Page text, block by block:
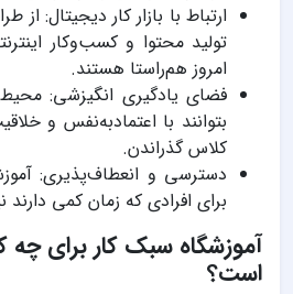
ارتباط با بازار کار دیجیتال:
تولید محتوا و کسب‌وکار
امروز هم‌راستا هستند.
فضای یادگیری انگیزشی:
بتوانند با اعتمادبه‌نفس و
کلاس گذراندن.
دسترسی و انعطاف‌پذیری:
برای افرادی که زمان کمی
آموزشگاه سبک کار برای
است؟